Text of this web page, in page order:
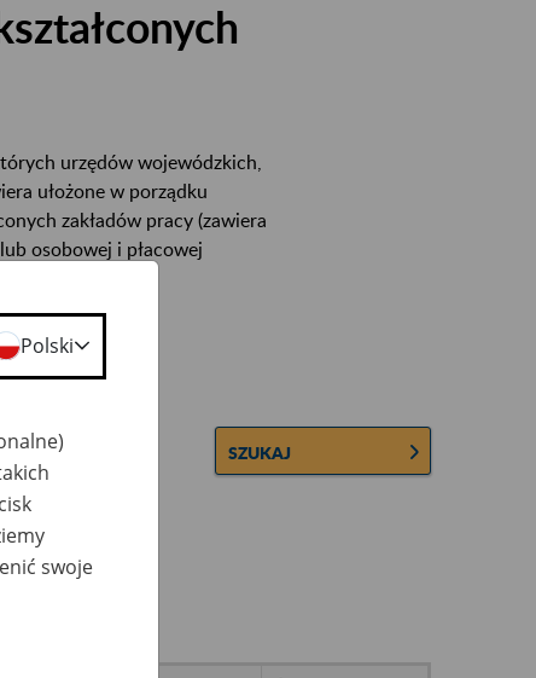
urzędów wojewódzkich,
ułożone w porządku
zakładów pracy (zawiera
osobowej i płacowej
SZUKAJ
Polski
swoje